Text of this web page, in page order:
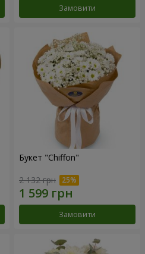
Замовити
Букет "Chiffon"
2 132 грн
Замовити